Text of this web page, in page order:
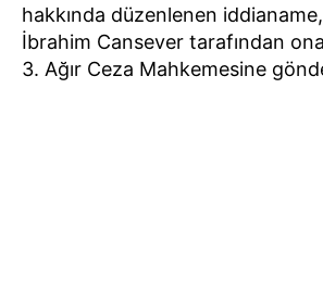
hakkında düzenlenen iddianame,
İbrahim Cansever tarafından
3. Ağır Ceza Mahkemesine